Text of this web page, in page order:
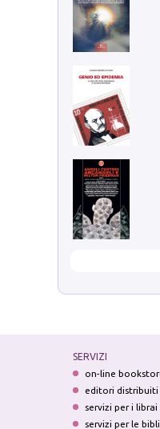
SERVIZI
on-line
editori distribuiti
servizi per i librai
servizi per le